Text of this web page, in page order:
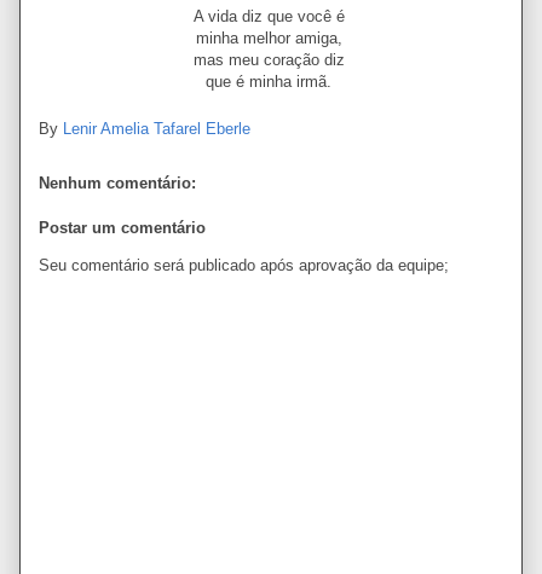
A vida diz que você é
minha melhor amiga,
mas meu coração diz
que é minha irmã.
By Lenir Amelia Tafarel Eberle
Nenhum comentário:
Postar um comentário
Seu comentário será publicado após aprovação da equipe;